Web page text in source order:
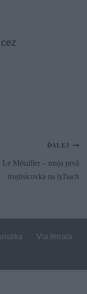
ĎALEJ
Le Métailler – moja prvá
trojtisícovka na lyžiach
Via ferrata